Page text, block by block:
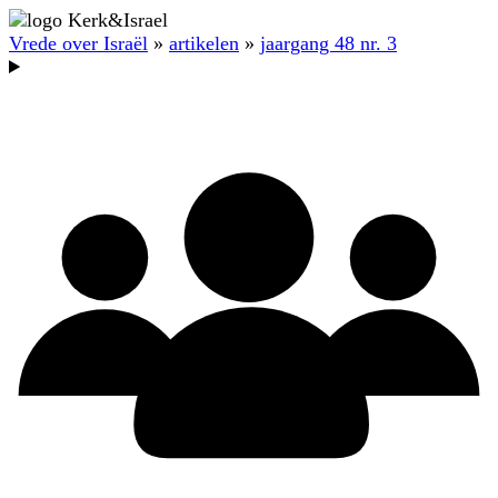
Vrede over Israël » artikelen » jaargang 48 nr. 3